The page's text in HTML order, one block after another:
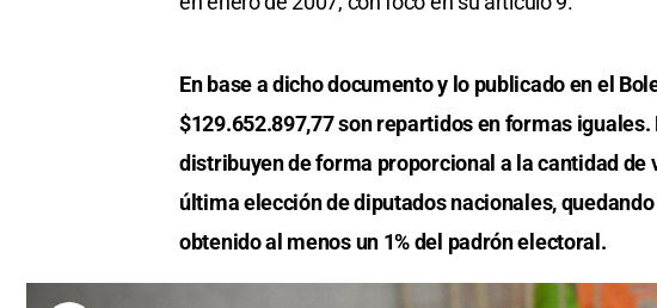
En base a dicho documento y lo publicado en el
$129.652.897,77 son repartidos en formas iguales.
distribuyen de forma proporcional a la cantidad de
última elección de diputados nacionales,
obtenido al menos un 1% del padrón electoral.